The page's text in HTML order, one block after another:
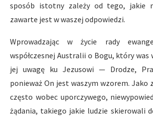
sposób istotny zależy od tego, jakie
zawarte jest w waszej odpowiedzi.
Wprowadzając w życie rady
współczesnej Australii o Bogu, który was
jej uwagę ku Jezusowi — Drodze,
ponieważ On jest waszym wzorem. Jako
często wobec uporczywego,
żądania, takiego jakie ludzie skierowali